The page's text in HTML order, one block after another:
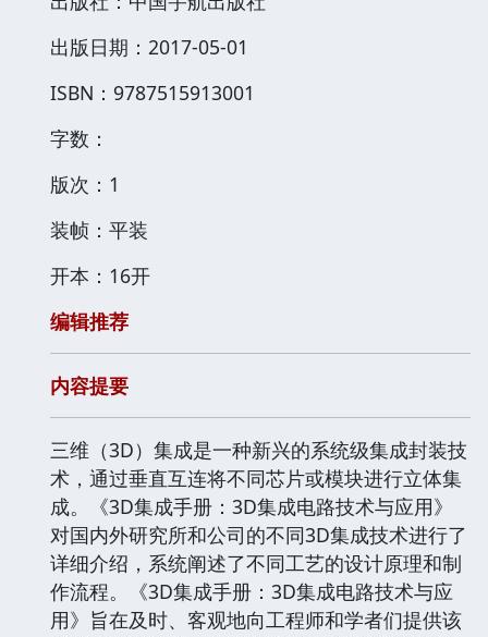
出版日期：2017-05-01
ISBN：9787515913001
字数：
版次：1
装帧：平装
开本：16开
编辑推荐
内容提要
三维（3D）集成是一种新兴的系统级集成封装技
术，通过垂直互连将不同芯片或模块进行立体集
成。《3D集成手册：3D集成电路技术与应用》
对国内外研究所和公司的不同3D集成技术进行了
详细介绍，系统阐述了不同工艺的设计原理和制
作流程。《3D集成手册：3D集成电路技术与应
用》旨在及时、客观地向工程师和学者们提供该